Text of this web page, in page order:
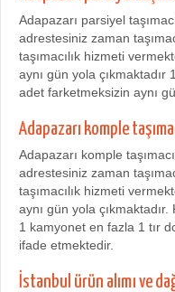
Adapazarı parsiyel
adrestesiniz zaman
taşımacılık hizmeti
aynı gün yola
adet farketmeksizin aynı
Adapazarı komple
Adapazarı komple
adrestesiniz zaman
taşımacılık hizmeti
aynı gün yola
1 kamyonet en fazla 1 tır
ifade etmektedir.
İstanbul ürün alımı ve